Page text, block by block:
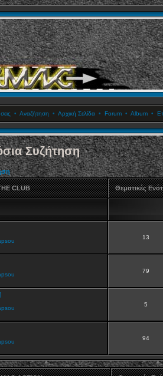
• Αναζήτηση • Αρχική Σελίδα• Forum• Album•
Συζήτηση
CLUB Θεματικές
13
79
5
94